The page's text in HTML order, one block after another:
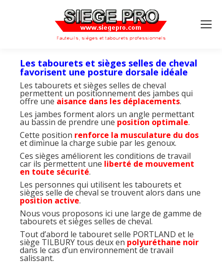
Les tabourets et sièges selles de cheval
favorisent une posture dorsale idéale
Les tabourets et sièges selles de cheval
permettent un positionnement des jambes qui
offre une aisance dans les déplacements.
Les jambes forment alors un angle permettant
au bassin de prendre une position optimale.
Cette position renforce la musculature du dos
et diminue la charge subie par les genoux.
Ces sièges améliorent les conditions de travail
car ils permettent une liberté de mouvement
en toute sécurité.
Les personnes qui utilisent les tabourets et
sièges selle de cheval se trouvent alors dans une
position active.
Nous vous proposons ici une large de gamme de
tabourets et sièges selles de cheval.
Tout d’abord le tabouret selle PORTLAND et le
siège TILBURY tous deux en polyuréthane noir
dans le cas d’un environnement de travail
salissant.